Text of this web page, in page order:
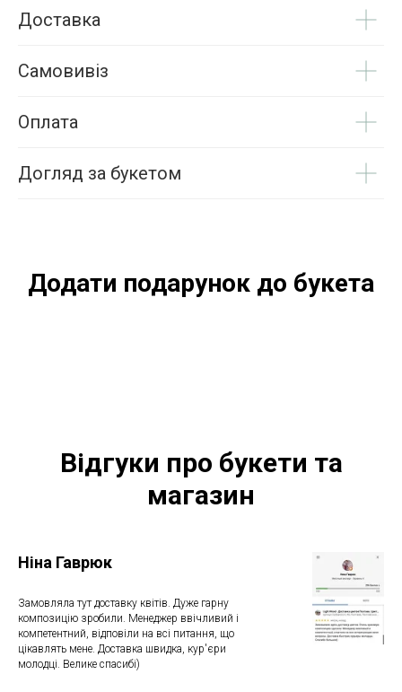
Доставка
Самовивіз
Оплата
Догляд за букетом
Додати подарунок до букета
Відгуки про букети та
магазин
Ніна Гаврюк
Замовляла тут доставку квітів. Дуже гарну
композицію зробили. Менеджер ввічливий і
компетентний, відповіли на всі питання, що
цікавлять мене. Доставка швидка, кур'єри
молодці. Велике спасибі)